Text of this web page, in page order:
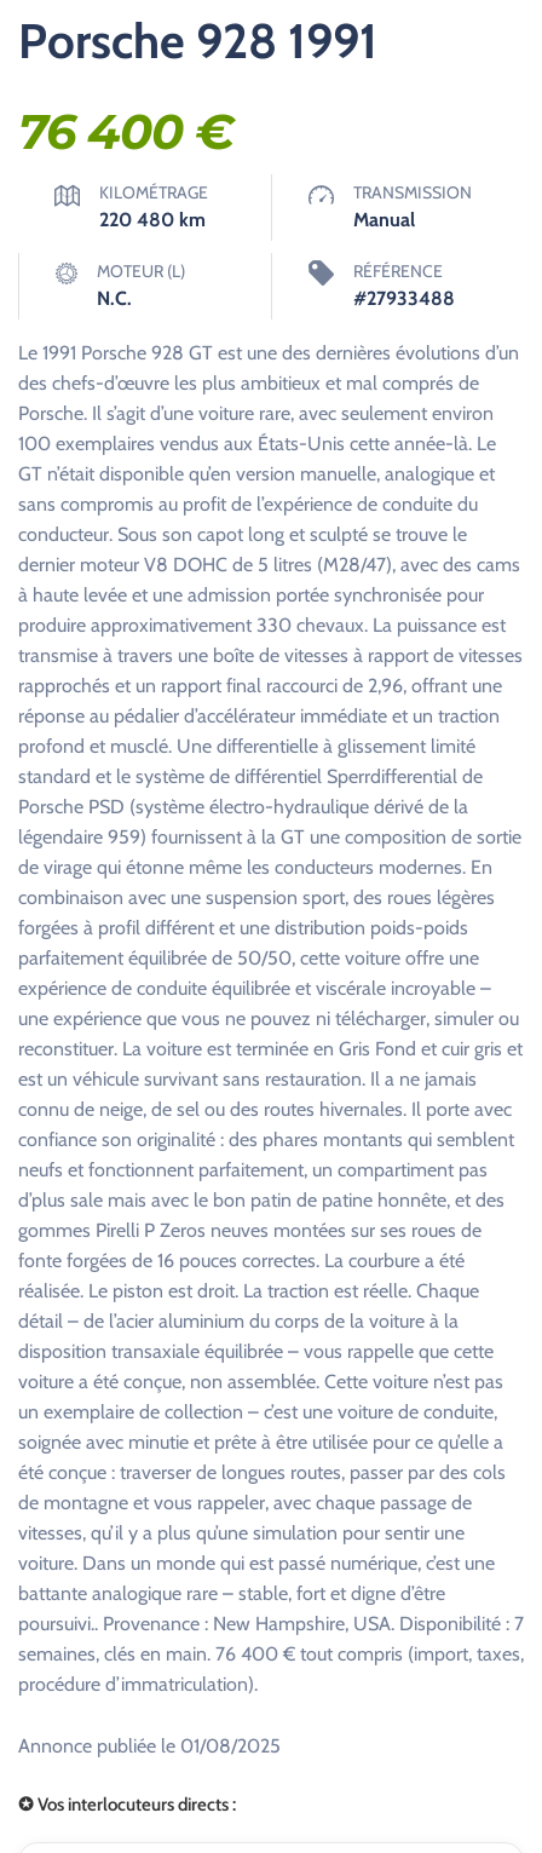
Porsche 928 1991
76 400€
KILOMÉTRAGE
220 480 km
TRANSMISSION
Manual
MOTEUR (L)
N.C.
RÉFÉRENCE
#27933488
Le 1991 Porsche 928 GT est une des dernières évolutions d’un
des chefs-d’œuvre les plus ambitieux et mal comprés de
Porsche. Il s’agit d’une voiture rare, avec seulement environ
100 exemplaires vendus aux États-Unis cette année-là. Le
GT n’était disponible qu’en version manuelle, analogique et
sans compromis au profit de l’expérience de conduite du
conducteur. Sous son capot long et sculpté se trouve le
dernier moteur V8 DOHC de 5 litres (M28/47), avec des cams
à haute levée et une admission portée synchronisée pour
produire approximativement 330 chevaux. La puissance est
transmise à travers une boîte de vitesses à rapport de vitesses
rapprochés et un rapport final raccourci de 2,96, offrant une
réponse au pédalier d’accélérateur immédiate et un traction
profond et musclé. Une differentielle à glissement limité
standard et le système de différentiel Sperrdifferential de
Porsche PSD (système électro-hydraulique dérivé de la
légendaire 959) fournissent à la GT une composition de sortie
de virage qui étonne même les conducteurs modernes. En
combinaison avec une suspension sport, des roues légères
forgées à profil différent et une distribution poids-poids
parfaitement équilibrée de 50/50, cette voiture offre une
expérience de conduite équilibrée et viscérale incroyable –
une expérience que vous ne pouvez ni télécharger, simuler ou
reconstituer. La voiture est terminée en Gris Fond et cuir gris et
est un véhicule survivant sans restauration. Il a ne jamais
connu de neige, de sel ou des routes hivernales. Il porte avec
confiance son originalité : des phares montants qui semblent
neufs et fonctionnent parfaitement, un compartiment pas
d’plus sale mais avec le bon patin de patine honnête, et des
gommes Pirelli P Zeros neuves montées sur ses roues de
fonte forgées de 16 pouces correctes. La courbure a été
réalisée. Le piston est droit. La traction est réelle. Chaque
détail – de l’acier aluminium du corps de la voiture à la
disposition transaxiale équilibrée – vous rappelle que cette
voiture a été conçue, non assemblée. Cette voiture n’est pas
un exemplaire de collection – c’est une voiture de conduite,
soignée avec minutie et prête à être utilisée pour ce qu’elle a
été conçue : traverser de longues routes, passer par des cols
de montagne et vous rappeler, avec chaque passage de
vitesses, qu’il y a plus qu’une simulation pour sentir une
voiture. Dans un monde qui est passé numérique, c’est une
battante analogique rare – stable, fort et digne d’être
poursuivi.. Provenance : New Hampshire, USA. Disponibilité : 7
semaines, clés en main. 76 400 € tout compris (import, taxes,
procédure d’immatriculation).
Annonce publiée le 01/08/2025
✪ Vos interlocuteurs directs :